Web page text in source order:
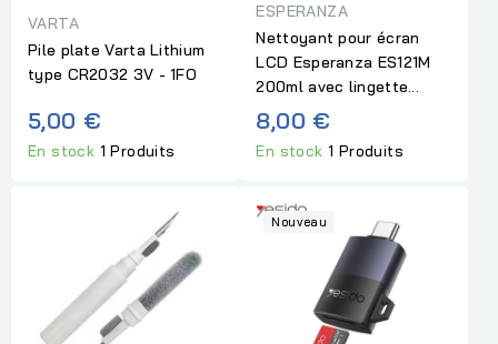
VARTA
Pile plate Varta Lithium
type CR2032 3V - 1FO
5,00 €
En stock 1 Produits
ESPERANZA
Nettoyant pour écran
LCD Esperanza ES121M
200ml avec lingette...
8,00 €
En stock1 Produits
Nouveau